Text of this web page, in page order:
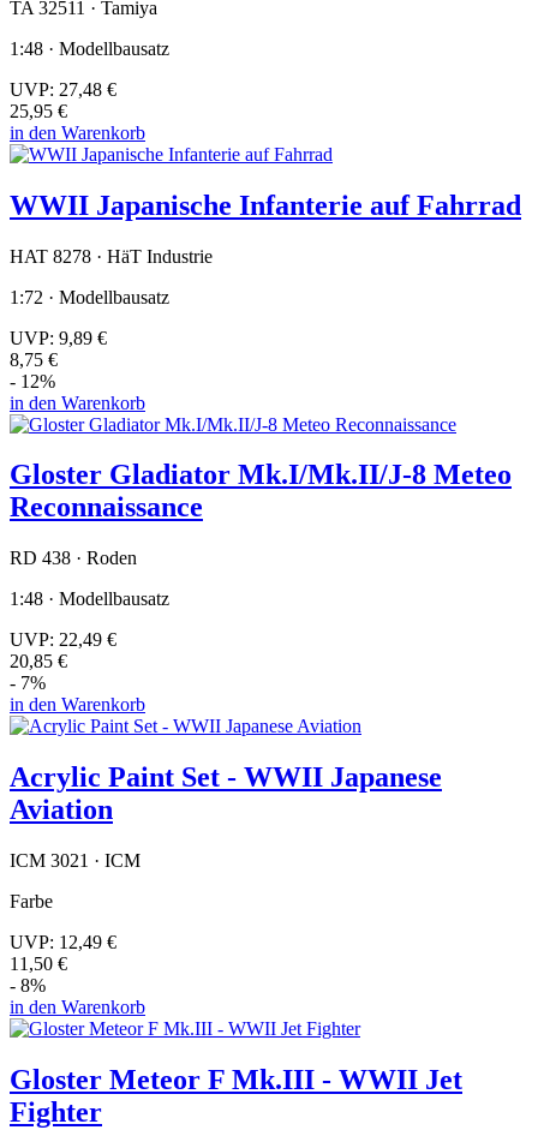
TA 32511 · Tamiya
1:48 · Modellbausatz
UVP: 27,48 €
25,95 €
in den Warenkorb
WWII Japanische Infanterie auf Fahrrad
HAT 8278 · HäT Industrie
1:72 · Modellbausatz
UVP: 9,89 €
8,75 €
- 12%
in den Warenkorb
Gloster Gladiator Mk.I/Mk.II/J-8 Meteo
Reconnaissance
RD 438 · Roden
1:48 · Modellbausatz
UVP: 22,49 €
20,85 €
- 7%
in den Warenkorb
Acrylic Paint Set - WWII Japanese
Aviation
ICM 3021 · ICM
Farbe
UVP: 12,49 €
11,50 €
- 8%
in den Warenkorb
Gloster Meteor F Mk.III - WWII Jet
Fighter